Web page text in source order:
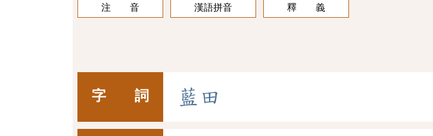
注 音 漢語拼音 釋 義
字 詞 藍 田